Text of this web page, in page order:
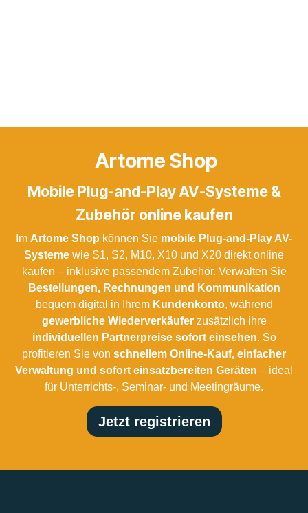
Artome Shop
Mobile Plug-and-Play AV-Systeme &
Zubehör online kaufen
Im Artome Shop können Sie mobile Plug-and-Play AV-
Systeme wie S1, S2, M10, X10 und X20 direkt online
kaufen – inklusive passendem Zubehör. Verwalten Sie
Bestellungen, Rechnungen und Kommunikation
bequem digital in Ihrem Kundenkonto, während
gewerbliche Wiederverkäuferzusätzlich ihre
individuellen Partnerpreise sofort einsehen. So
profitieren Sie von schnellem Online-Kauf, einfacher
Verwaltung und sofort einsatzbereiten Geräten – ideal
für Unterrichts-, Seminar- und Meetingräume.
Jetzt registrieren